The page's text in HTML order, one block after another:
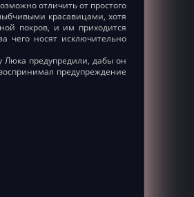
отличить от простого
красавицами, хотя
покров, и им приходится
чего носят исключительно
Люка предупредили, дабы он
предупреждение